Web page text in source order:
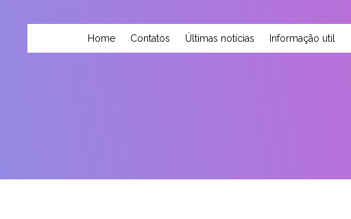
Home Contatos Últimas notícias Informação util